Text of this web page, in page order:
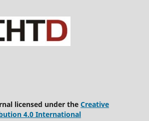
licensed under the Creative
4.0 International